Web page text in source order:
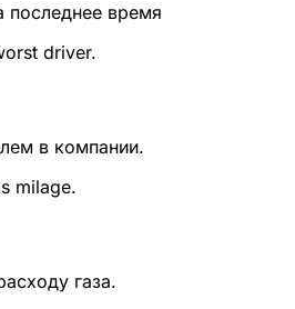
последнее время
driver.
в компании.
milage.
газа.